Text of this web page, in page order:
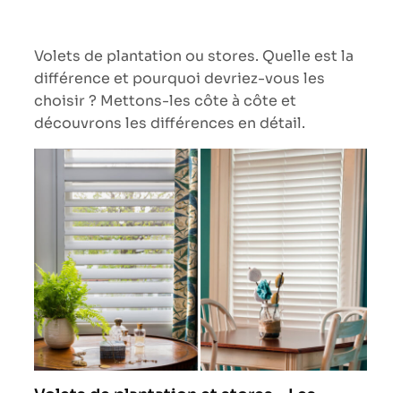
Volets de plantation ou stores. Quelle est la
différence et pourquoi devriez-vous les
choisir ? Mettons-les côte à côte et
découvrons les différences en détail.